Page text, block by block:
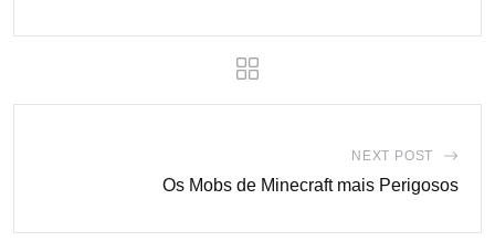
NEXT POST
Os Mobs de Minecraft mais Perigosos